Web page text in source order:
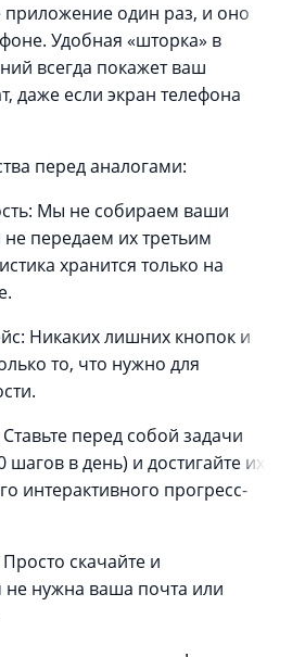
приложение один раз, и оно
Удобная «шторка» в
всегда покажет ваш
даже если экран телефона
перед аналогами:
Мы не собираем ваши
передаем их третьим
хранится только на
Никаких лишних кнопок и
то, что нужно для
перед собой задачи
в день) и достигайте их
интерактивного прогресс-
скачайте и
не нужна ваша почта или